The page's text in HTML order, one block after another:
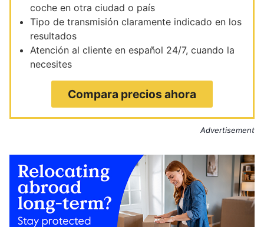
coche en otra ciudad o país
Tipo de transmisión claramente indicado en los
resultados
Atención al cliente en español 24/7, cuando la
necesites
Compara precios ahora
Advertisement